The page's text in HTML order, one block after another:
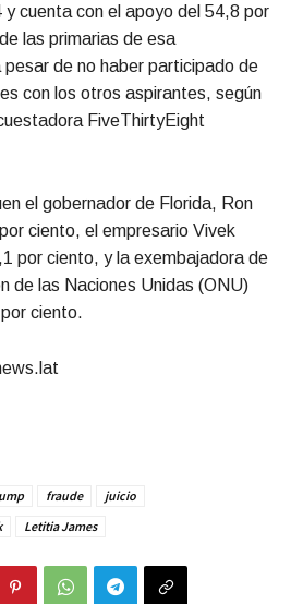
y cuenta con el apoyo del 54,8 por
las primarias de esa
de no haber participado de
con los otros aspirantes, según
FiveThirtyEight
el gobernador de Florida, Ron
ciento, el empresario Vivek
por ciento, y la exembajadora de
de las Naciones Unidas (ONU)
ciento.
fraude
juicio
Letitia James